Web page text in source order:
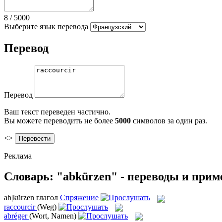
8 / 5000
Выберите язык перевода
Перевод
Перевод
Ваш текст переведен частично.
Вы можете переводить не более 5000 символов за один раз.
<>
Реклама
Словарь: "abkürzen" - переводы и
ab|kürzen глагол Спряжение
raccourcir (Weg)
abréger (Wort, Namen)